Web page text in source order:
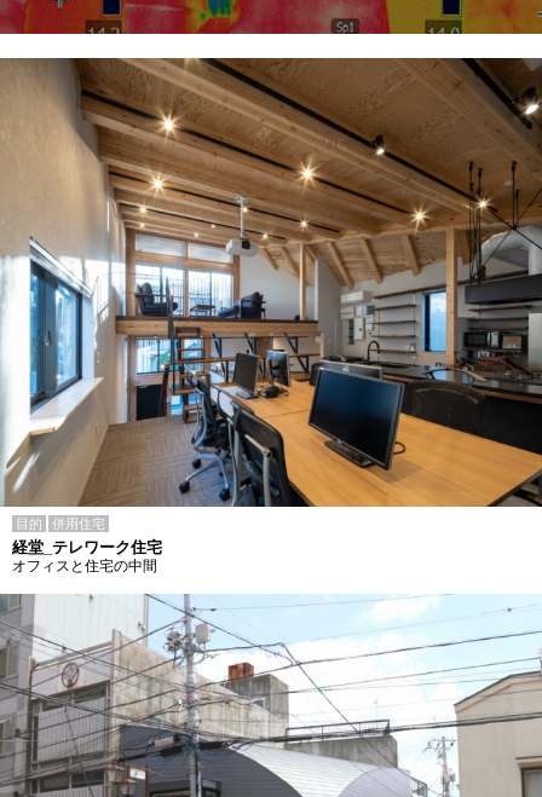
目的 併用住宅
経堂_テレワーク住宅
オフィスと住宅の中間